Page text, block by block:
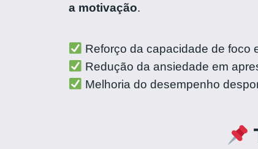
a motivação.
Reforço da capacidade de foco
Redução da ansiedade em
Melhoria do desempenho